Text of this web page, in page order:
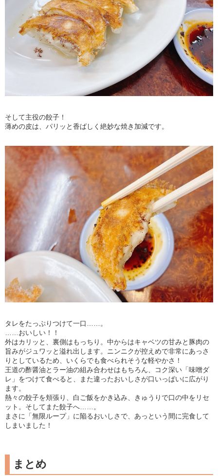
そして主役の餃子！
薄めの皮は、パリッと香ばしく絶妙な焼き加減です。
タレをたっぷりつけて一口……。
……おいしい！！
外はカリッと、裏側はもっちり。中からはキャベツの甘みと豚肉の
旨みがジュワッと溢れ出します。ニンニクが控えめで非常にあっさ
りとしているため、いくらでも食べられそうな軽やかさ！
王道の酢醤油とラー油の組み合わせはもちろん、コク深い「味噌ダ
レ」をつけて食べると、また違ったおいしさが口いっぱいに広がり
ます。
熱々の餃子を頬張り、白ご飯をかき込み、きゅうりで口の中をリセ
ット。そしてまた餃子へ……。
まさに「無限ループ」に陥るおいしさで、あっという間に完食して
しまいました！
まとめ